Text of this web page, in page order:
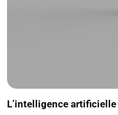
L’intelligence